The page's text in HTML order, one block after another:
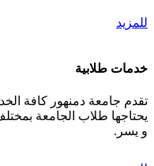
للمزيد
خدمات طلابية
تقدم جامعة دمنهور كافة
يحتاجها طلاب الجامعة
و يسر.